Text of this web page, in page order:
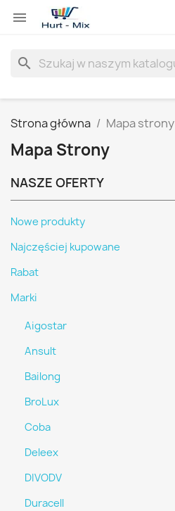

search
Strona główna Mapa strony
Mapa Strony
NASZE OFERTY
Nowe produkty
Najczęściej kupowane
Rabat
Marki
Aigostar
Ansult
Bailong
BroLux
Coba
Deleex
DIVODV
Duracell